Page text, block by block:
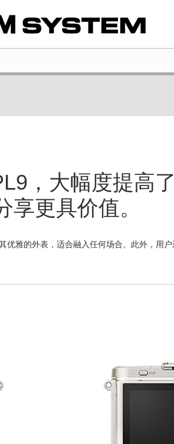
，大幅度提高
享更具价值。
雅的外表，适合融入任何场合。此外，用